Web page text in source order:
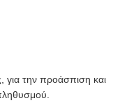
για την προάσπιση και